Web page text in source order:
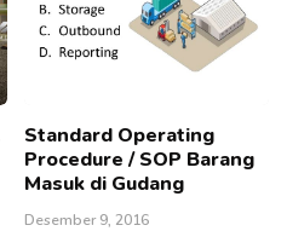
Standard Operating
Procedure / SOP Barang
Masuk di Gudang
Desember 9, 2016